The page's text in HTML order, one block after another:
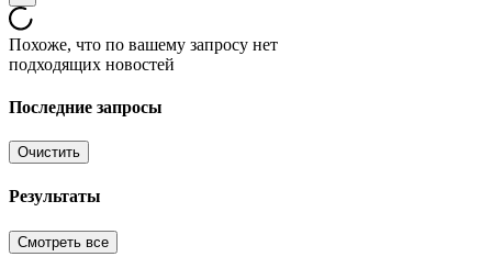
Похоже, что по вашему запросу нет
подходящих новостей
Последние запросы
Очистить
Результаты
Смотреть все